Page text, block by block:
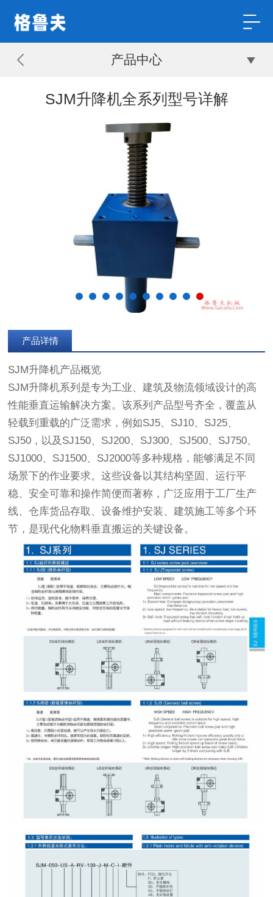
产品中心
SJM升降机全系列型号详解
产品详情
SJM升降机产品概览
SJM升降机系列是专为工业、建筑及物流领域设计的高
性能垂直运输解决方案。该系列产品型号齐全，覆盖从
轻载到重载的广泛需求，例如SJ5、SJ10、SJ25、
SJ50，以及SJ150、SJ200、SJ300、SJ500、SJ750、
SJ1000、SJ1500、SJ2000等多种规格，能够满足不同
场景下的作业要求。这些设备以其结构坚固、运行平
稳、安全可靠和操作简便而著称，广泛应用于工厂生产
线、仓库货品存取、设备维护安装、建筑施工等多个环
节，是现代化物料垂直搬运的关键设备。